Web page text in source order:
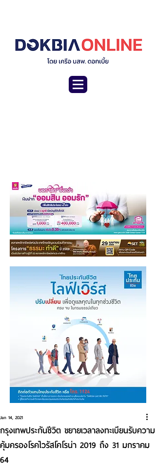
กรุงเทพประกันชีวิต ขยายเวลาลงทะเบียนรับความ
คุ้มครองโรคไวรัสโคโรน่า 2019 ถึง 31 มกราคม
64
Jan 14, 2021